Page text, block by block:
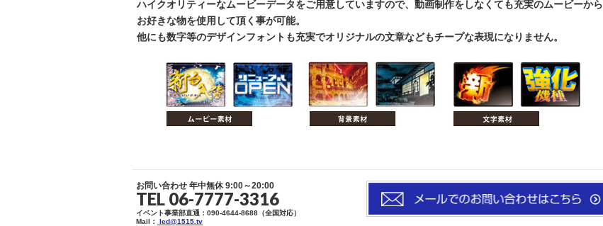
ハイクオリティーなムービーデータをご用意していますので、動画制作をしなくても充実のムービーから
お好きな物を使用して頂く事が可能。
他にも数字等のデザインフォントも充実でオリジナルの文章などもチープな表現になりません。
お問い合わせ 年中無休 9:00～20:00
TEL 06-7777-3316
イベント事業部直通： 090-4644-8688（全国対応）
Mail：
led@1515.tv